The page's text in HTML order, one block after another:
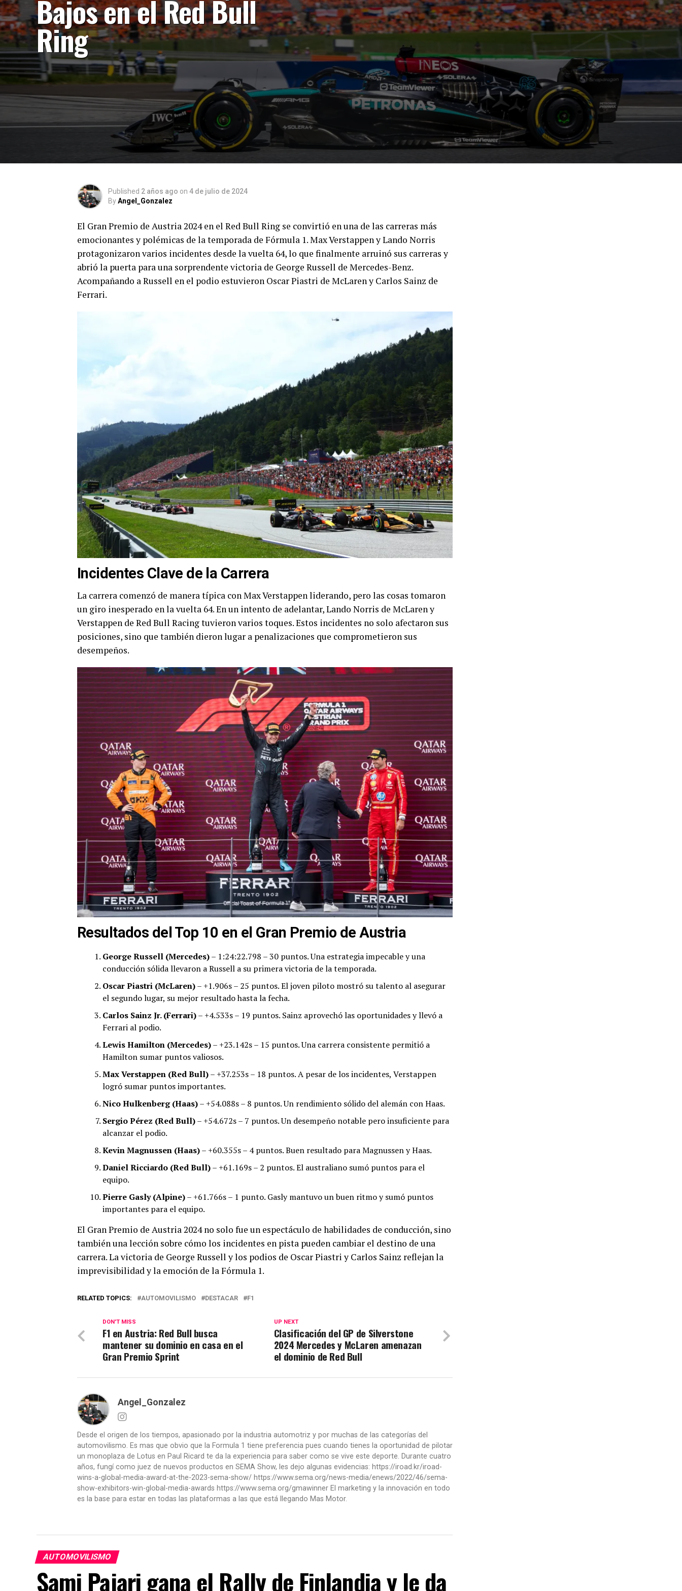
Bajos en el Red Bull
Ring
Published 2 años ago on 4 de julio de 2024
ByAngel_Gonzalez
El Gran Premio de Austria 2024 en el Red Bull Ring se convirtió en una de las carreras más
emocionantes y polémicas de la temporada de Fórmula 1. Max Verstappen y Lando Norris
protagonizaron varios incidentes desde la vuelta 64, lo que finalmente arruinó sus carreras y
abrió la puerta para una sorprendente victoria de George Russell de Mercedes-Benz.
Acompañando a Russell en el podio estuvieron Oscar Piastri de McLaren y Carlos Sainz de
Ferrari.
Incidentes Clave de la Carrera
La carrera comenzó de manera típica con Max Verstappen liderando, pero las cosas tomaron
un giro inesperado en la vuelta 64. En un intento de adelantar, Lando Norris de McLaren y
Verstappen de Red Bull Racing tuvieron varios toques. Estos incidentes no solo afectaron sus
posiciones, sino que también dieron lugar a penalizaciones que comprometieron sus
desempeños.
Resultados del Top 10 en el Gran Premio de Austria
George Russell (Mercedes)– 1:24:22.798 – 30 puntos. Una estrategia impecable y una
conducción sólida llevaron a Russell a su primera victoria de la temporada.
Oscar Piastri (McLaren)– +1.906s – 25 puntos. El joven piloto mostró su talento al asegurar
el segundo lugar, su mejor resultado hasta la fecha.
Carlos Sainz Jr. (Ferrari)– +4.533s – 19 puntos. Sainz aprovechó las oportunidades y llevó a
Ferrari al podio.
Lewis Hamilton (Mercedes)– +23.142s – 15 puntos. Una carrera consistente permitió a
Hamilton sumar puntos valiosos.
Max Verstappen (Red Bull)– +37.253s – 18 puntos. A pesar de los incidentes, Verstappen
logró sumar puntos importantes.
Nico Hulkenberg (Haas)– +54.088s – 8 puntos. Un rendimiento sólido del alemán con Haas.
Sergio Pérez (Red Bull)– +54.672s – 7 puntos. Un desempeño notable pero insuficiente para
alcanzar el podio.
Kevin Magnussen (Haas)– +60.355s – 4 puntos. Buen resultado para Magnussen y Haas.
Daniel Ricciardo (Red Bull)– +61.169s – 2 puntos. El australiano sumó puntos para el
equipo.
Pierre Gasly (Alpine)– +61.766s – 1 punto. Gasly mantuvo un buen ritmo y sumó puntos
importantes para el equipo.
El Gran Premio de Austria 2024 no solo fue un espectáculo de habilidades de conducción, sino
también una lección sobre cómo los incidentes en pista pueden cambiar el destino de una
carrera. La victoria de George Russell y los podios de Oscar Piastri y Carlos Sainz reflejan la
imprevisibilidad y la emoción de la Fórmula 1.
RELATED TOPICS: AUTOMOVILISMO DESTACAR F1
UP NEXT
Clasificación del GP de Silverstone
2024 Mercedes y McLaren amenazan
el dominio de Red Bull
DON'T MISS
F1 en Austria: Red Bull busca
mantener su dominio en casa en el
Gran Premio Sprint
Angel_Gonzalez
Desde el origen de los tiempos, apasionado por la industria automotriz y por muchas de las categorías del
automovilismo. Es mas que obvio que la Formula 1 tiene preferencia pues cuando tienes la oportunidad de pilotar
un monoplaza de Lotus en Paul Ricard te da la experiencia para saber como se vive este deporte. Durante cuatro
años, fungí como juez de nuevos productos en SEMA Show, les dejo algunas evidencias: https://iroad.kr/iroad-
wins-a-global-media-award-at-the-2023-sema-show/ https://www.sema.org/news-media/enews/2022/46/sema-
show-exhibitors-win-global-media-awards https://www.sema.org/gmawinner El marketing y la innovación en todo
es la base para estar en todas las plataformas a las que está llegando Mas Motor.
AUTOMOVILISMO
Sami Pajari gana el Rally de Finlandia y le da